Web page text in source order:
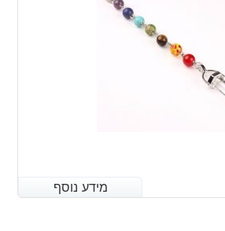
מידע נוסף
מידע נוסף